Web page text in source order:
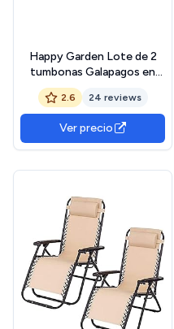
Happy Garden Lote de 2
tumbonas Galapagos en
textilene
Terracota/Estructura
Terracota. Tumbona de
Exterior multiposición.
2.6 24 reviews
Ver precio